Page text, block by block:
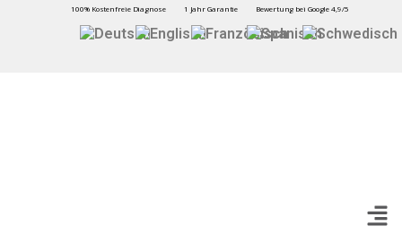
100% Kostenfreie Diagnose 1 Jahr Garantie Bewertung bei Google 4,9/5